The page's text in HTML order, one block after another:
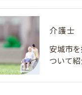
介護士
安城市
ついて